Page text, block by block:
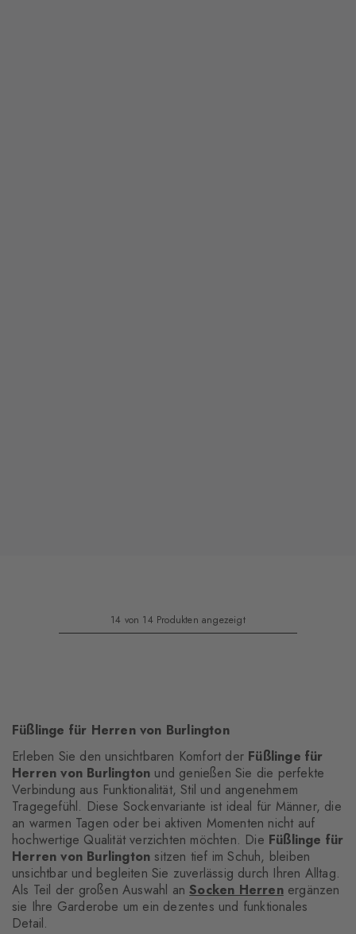
14 von 14 Produkten angezeigt
Füßlinge für Herren von Burlington
Erleben Sie den unsichtbaren Komfort der Füßlinge für
Herren von Burlington und genießen Sie die perfekte
Verbindung aus Funktionalität, Stil und angenehmem
Tragegefühl. Diese Sockenvariante ist ideal für Männer, die
an warmen Tagen oder bei aktiven Momenten nicht auf
hochwertige Qualität verzichten möchten. Die Füßlinge für
Herren von Burlington sitzen tief im Schuh, bleiben
unsichtbar und begleiten Sie zuverlässig durch Ihren Alltag.
Als Teil der großen Auswahl anSocken Herrenergänzen
sie Ihre Garderobe um ein dezentes und funktionales
Detail.